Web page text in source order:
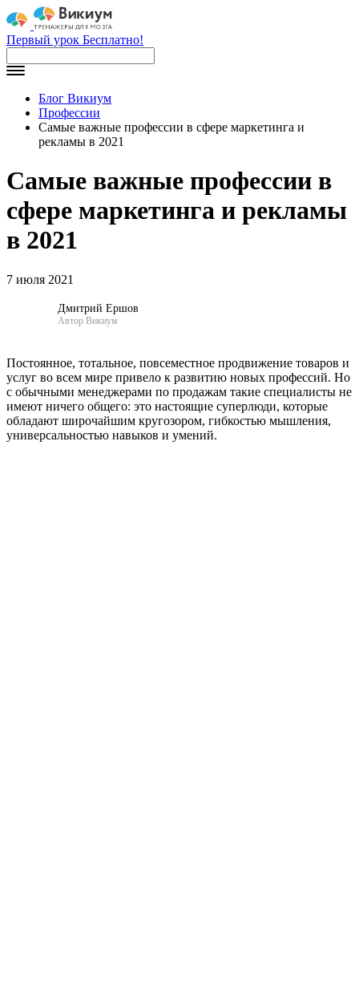
Первый урок Бесплатно!
Блог Викиум
Профессии
Самые важные профессии в сфере маркетинга и
рекламы в 2021
Самые важные профессии в
сфере маркетинга и рекламы
в 2021
7 июля 2021
Дмитрий Ершов
Автор Викиум
Постоянное, тотальное, повсеместное продвижение товаров и
услуг во всем мире привело к развитию новых профессий. Но
с обычными менеджерами по продажам такие специалисты не
имеют ничего общего: это настоящие суперлюди, которые
обладают широчайшим кругозором, гибкостью мышления,
универсальностью навыков и умений.